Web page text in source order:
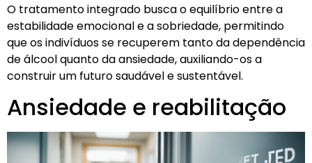
O tratamento integrado busca o equilíbrio entre a
estabilidade emocional e a sobriedade, permitindo
que os indivíduos se recuperem tanto da dependência
de álcool quanto da ansiedade, auxiliando-os a
construir um futuro saudável e sustentável.
Ansiedade e reabilitação